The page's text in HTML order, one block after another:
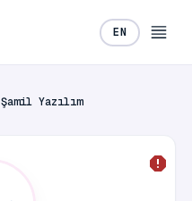
EN
Şamil Yazılım